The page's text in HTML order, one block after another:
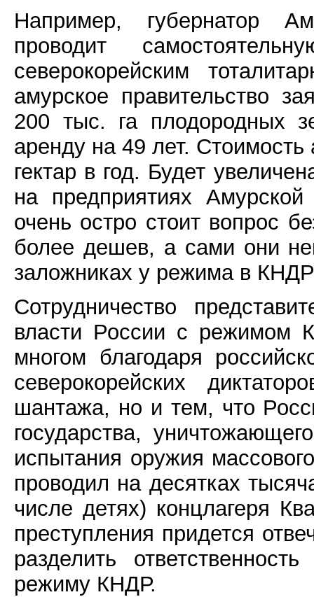
Например, губернатор
проводит
северокорейским
амурское правительство
200 тыс. га плодородных
аренду на 49 лет.
гектар в год. Будет
на предприятиях
очень остро стоит вопрос
более дешев, а сами они
заложниках у режима в
Сотрудничество
власти России с режимом
многом благодаря
северокорейских
шантажа, но и тем, что
государства,
испытания оружия
проводил на десятках
числе детях) концлагеря
преступления придется
разделить
режиму КНДР.